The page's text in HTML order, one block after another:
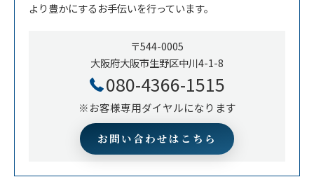
より豊かにするお手伝いを行っています。
〒544-0005
大阪府大阪市生野区中川4-1-8
080-4366-1515
※お客様専用ダイヤルになります
お問い合わせはこちら